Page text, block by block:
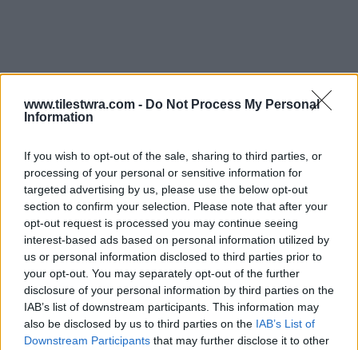
www.tilestwra.com - Do Not Process My Personal
Information
If you wish to opt-out of the sale, sharing to third parties, or
processing of your personal or sensitive information for
targeted advertising by us, please use the below opt-out
section to confirm your selection. Please note that after your
opt-out request is processed you may continue seeing
interest-based ads based on personal information utilized by
us or personal information disclosed to third parties prior to
your opt-out. You may separately opt-out of the further
disclosure of your personal information by third parties on the
IAB’s list of downstream participants. This information may
also be disclosed by us to third parties on the IAB’s List of
Downstream Participants that may further disclose it to other
Μάλιστα, το πρωί της Πέμπτης 4/8 η Μαρία
Ηλιάκη δημοσίευσε στον προσωπικό της
λογαριασμό στο instagram ένα βίντεο και
αποκάλυψε πως χαρίζει τα ρούχα της κόρης